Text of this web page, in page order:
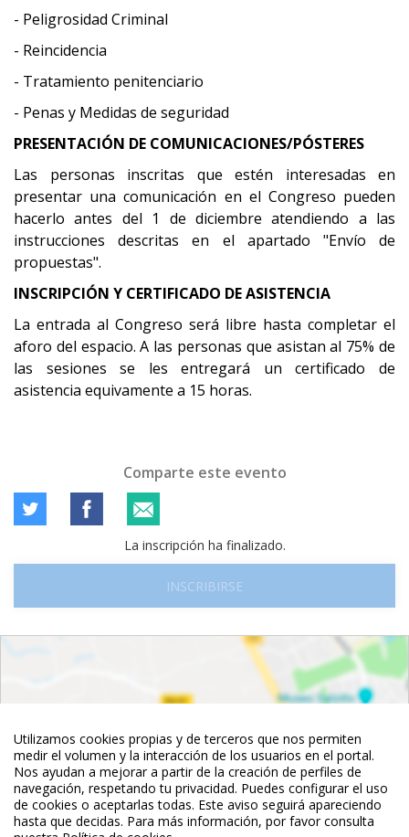
Utilizamos cookies propias y de terceros que nos permiten
medir el volumen y la interacción de los usuarios en el portal.
Nos ayudan a mejorar a partir de la creación de perfiles de
navegación, respetando tu privacidad. Puedes configurar el uso
de cookies o aceptarlas todas. Este aviso seguirá apareciendo
hasta que decidas. Para más información, por favor consulta
- Peligrosidad Criminal
- Reincidencia
- Tratamiento penitenciario
- Penas y Medidas de seguridad
PRESENTACIÓN DE COMUNICACIONES/PÓSTERES
Las personas inscritas que estén interesadas en
presentar una comunicación en el Congreso pueden
hacerlo antes del 1 de diciembre atendiendo a las
instrucciones descritas en el apartado "Envío de
propuestas".
INSCRIPCIÓN Y CERTIFICADO DE ASISTENCIA
La entrada al Congreso será libre hasta completar el
aforo del espacio. A las personas que asistan al 75% de
las sesiones se les entregará un certificado de
asistencia equivamente a 15 horas.
Comparte este evento
La inscripción ha finalizado.
INSCRIBIRSE